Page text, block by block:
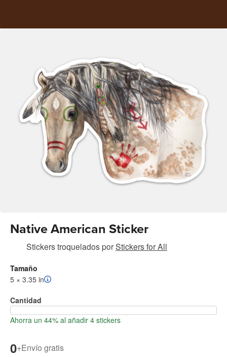
Native American Sticker
Stickers troqueladosporStickers for All
Tamaño
5 × 3.35 in
Cantidad
Ahorra un 44% al añadir 4 stickers
0+Envío gratis